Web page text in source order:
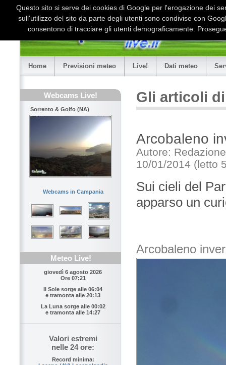
Home Previsioni meteo Live! Dati meteo
Webcams Live!
Sorrento & Golfo (NA)
Webcams in Campania
Meteo Live!
giovedì 6 agosto 2026
Ore 07:21
Il Sole sorge alle 06:04
e tramonta alle 20:13
La Luna sorge alle 00:02
e tramonta alle 14:27
Valori estremi
nelle 24 ore:
Record minima:
Gli articoli
Arcobaleno
Autore:
10/01/2014 (letto
Sui cieli del
apparso un
Arcobaleno
Questo sito si serve dei cookies di Google per l'erogazione dei
sull'utilizzo del sito da parte degli utenti sono condivise con
consentono di tracciare gli utenti demograficamente.